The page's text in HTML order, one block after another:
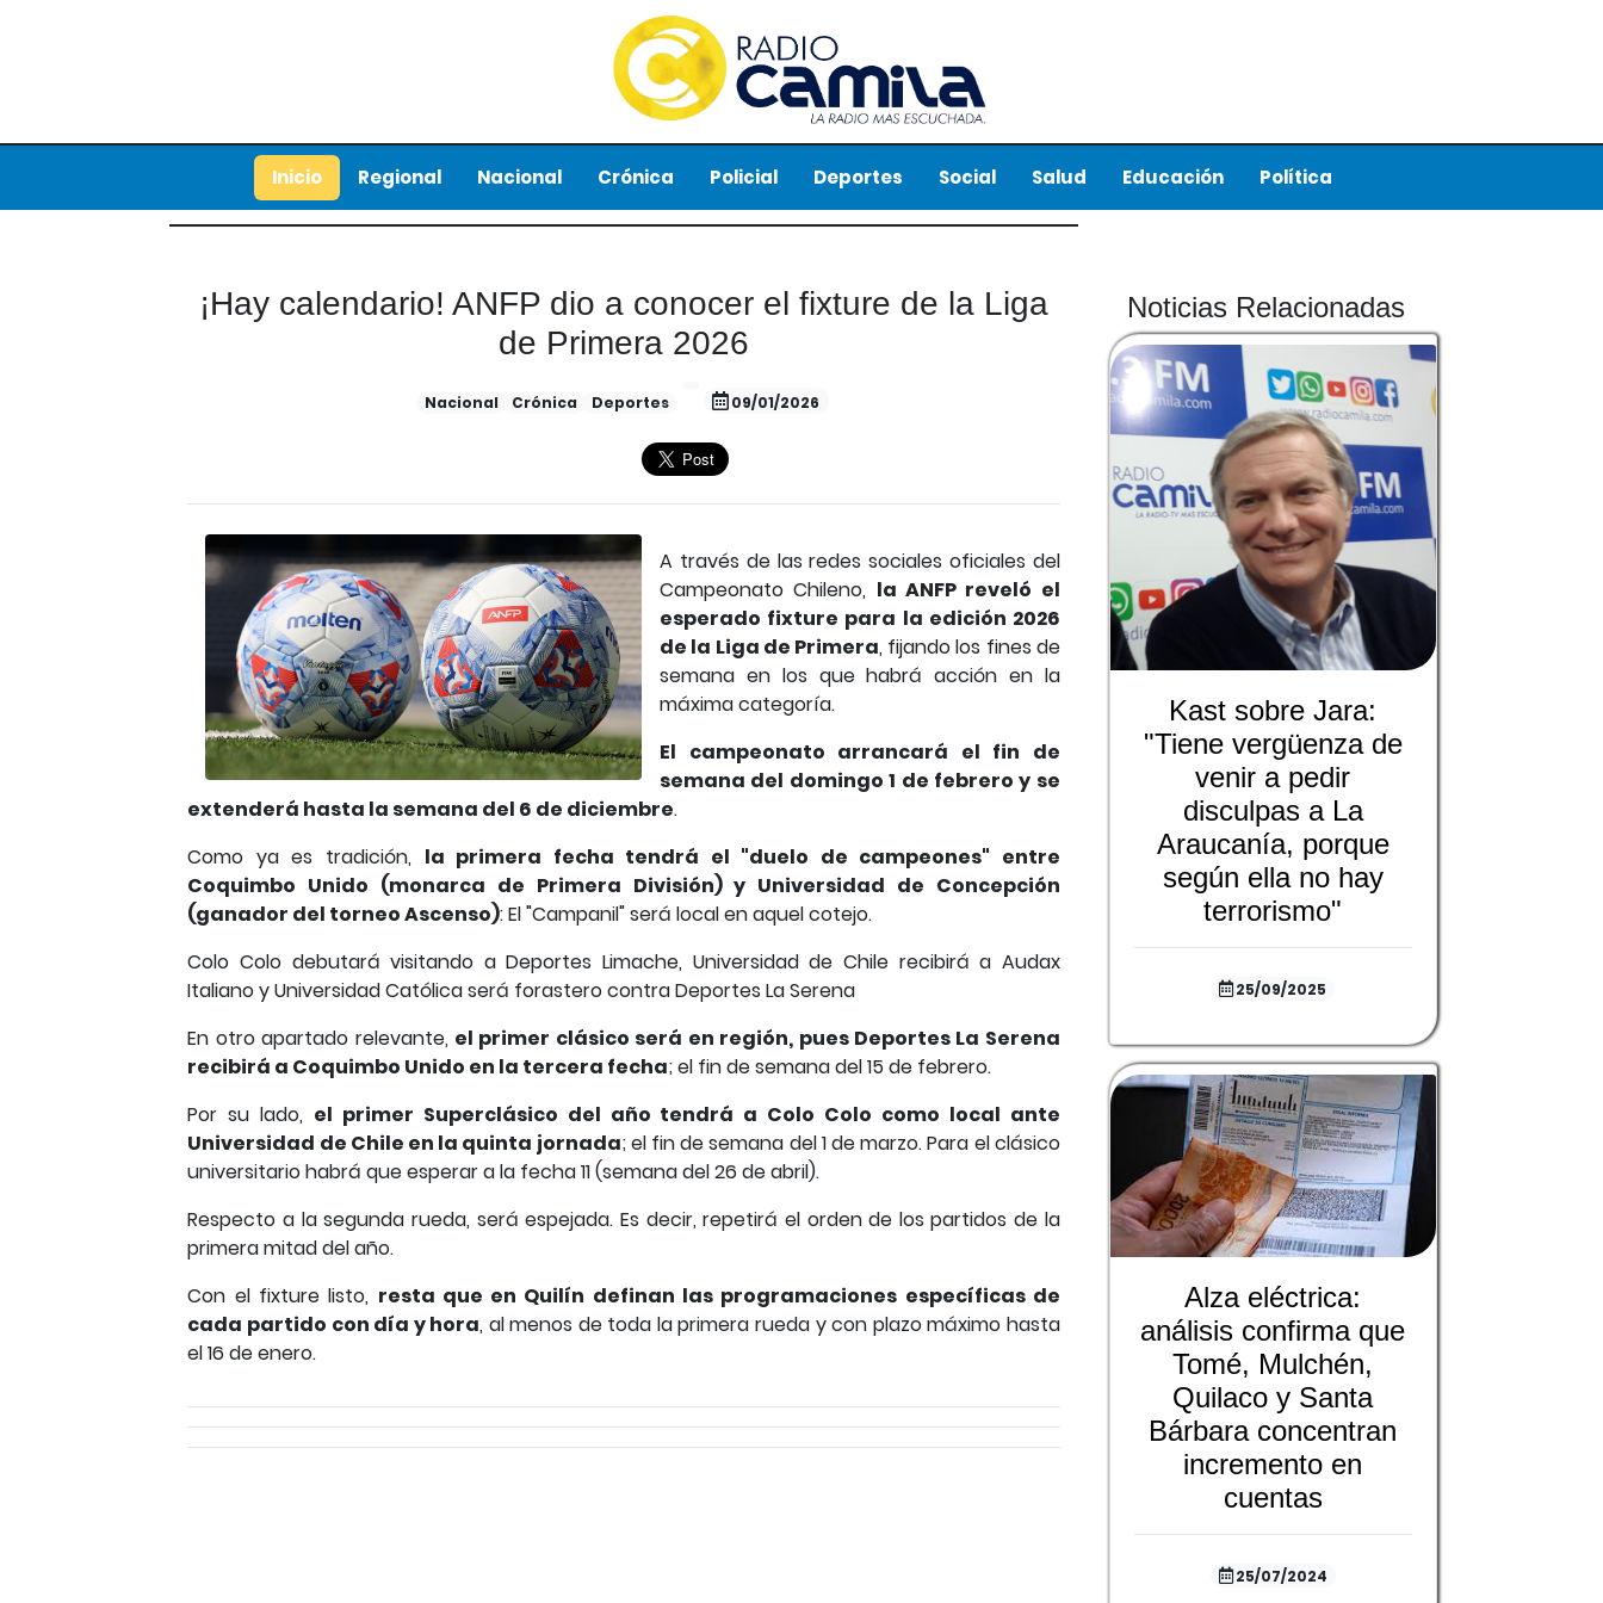
Inicio Regional Nacional Crónica Policial Deportes Social Salud Educación Política
¡Hay calendario! ANFP dio a conocer el fixture de la Liga
de Primera 2026
Nacional Crónica Deportes 09/01/2026
A través de las redes sociales oficiales del
Campeonato Chileno, la ANFP reveló el
esperado fixture para la edición 2026
de la Liga de Primera, fijando los fines de
semana en los que habrá acción en la
máxima categoría.
El campeonato arrancará el fin de
semana del domingo 1 de febrero y se
extenderá hasta la semana del 6 de diciembre.
Como ya es tradición, la primera fecha tendrá el "duelo de campeones" entre
Coquimbo Unido (monarca de Primera División) y Universidad de Concepción
(ganador del torneo Ascenso): El "Campanil" será local en aquel cotejo.
Colo Colo debutará visitando a Deportes Limache, Universidad de Chile recibirá a Audax
Italiano y Universidad Católica será forastero contra Deportes La Serena
En otro apartado relevante, el primer clásico será en región, pues Deportes La Serena
recibirá a Coquimbo Unido en la tercera fecha; el fin de semana del 15 de febrero.
Por su lado, el primer Superclásico del año tendrá a Colo Colo como local ante
Universidad de Chile en la quinta jornada; el fin de semana del 1 de marzo. Para el clásico
universitario habrá que esperar a la fecha 11 (semana del 26 de abril).
Respecto a la segunda rueda, será espejada. Es decir, repetirá el orden de los partidos de la
primera mitad del año.
Con el fixture listo, resta que en Quilín definan las programaciones específicas de
cada partido con día y hora, al menos de toda la primera rueda y con plazo máximo hasta
el 16 de enero.
Noticias Relacionadas
Kast sobre Jara:
"Tiene vergüenza de
venir a pedir
disculpas a La
Araucanía, porque
según ella no hay
terrorismo"
25/09/2025
Alza eléctrica:
análisis confirma que
Tomé, Mulchén,
Quilaco y Santa
Bárbara concentran
incremento en
cuentas
25/07/2024